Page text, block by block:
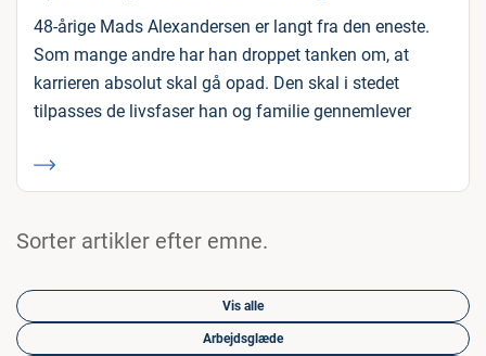
48-årige Mads Alexandersen er langt fra den eneste.
Som mange andre har han droppet tanken om, at
karrieren absolut skal gå opad. Den skal i stedet
tilpasses de livsfaser han og familie gennemlever
Sorter artikler efter emne.
Vis alle
Arbejdsglæde